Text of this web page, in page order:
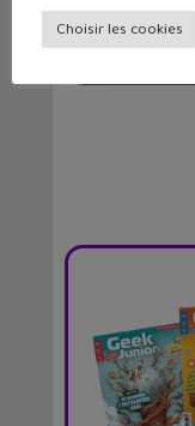
antique...
Choisir les cookies